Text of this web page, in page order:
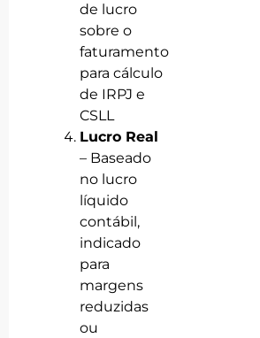
de lucro
sobre o
faturamento
para cálculo
de IRPJ e
CSLL
Lucro Real
– Baseado
no lucro
líquido
contábil,
indicado
para
margens
reduzidas
ou